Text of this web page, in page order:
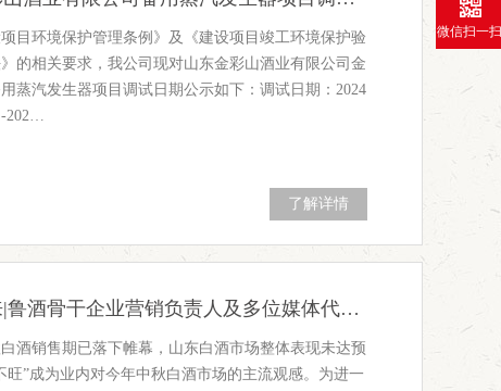
目环境保护管理条例》及《建设项目竣工环境保护验
的相关要求，我公司现对山东金彩山酒业有限公司金
蒸汽发生器项目调试日期公示如下：调试日期：2024
-202…
了解详情
共赢未来|鲁酒骨干企业营销负责人及多位媒体代表走进金彩山酒文化园
酒销售期已落下帷幕，山东白酒市场整体表现未达预
旺”成为业内对今年中秋白酒市场的主流观感。为进一
微信扫一扫